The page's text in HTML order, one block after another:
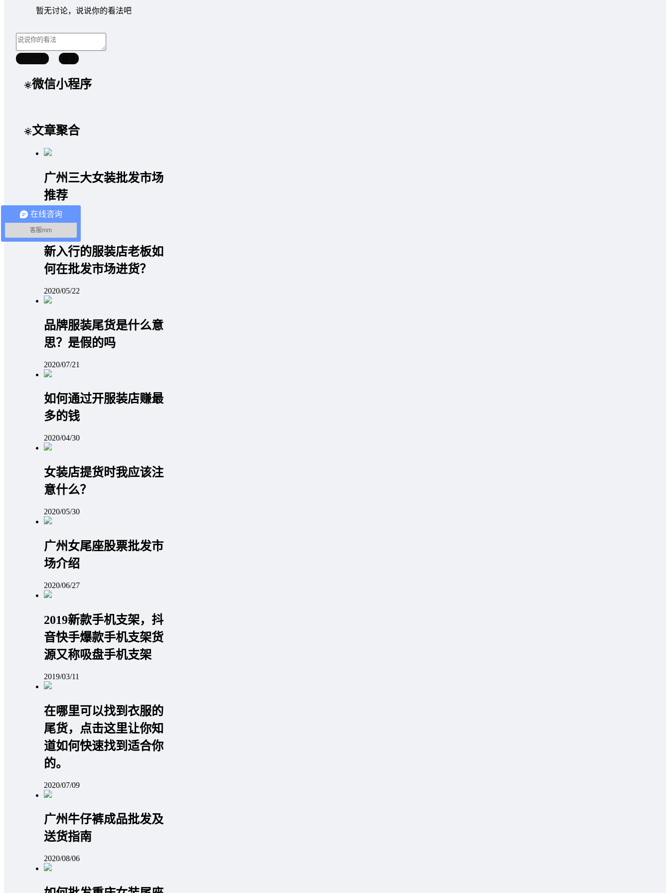
暂无讨论，说说你的看法吧
微信小程序
文章聚合
广州三大女装批发市场
推荐
2020/05/07
新入行的服装店老板如
何在批发市场进货？
2020/05/22
品牌服装尾货是什么意
思？是假的吗
2020/07/21
如何通过开服装店赚最
多的钱
2020/04/30
女装店提货时我应该注
意什么？
2020/05/30
广州女尾座股票批发市
场介绍
2020/06/27
2019新款手机支架，抖
音快手爆款手机支架货
源又称吸盘手机支架
2019/03/11
在哪里可以找到衣服的
尾货，点击这里让你知
道如何快速找到适合你
的。
2020/07/09
广州牛仔裤成品批发及
送货指南
2020/08/06
在线咨询
客服mm